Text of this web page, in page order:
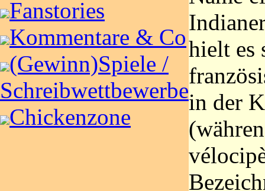
Fanstories
Kommentare & Co
(Gewinn)Spiele /
Schreibwettbewerbe
Chickenzone
hielt es
in der